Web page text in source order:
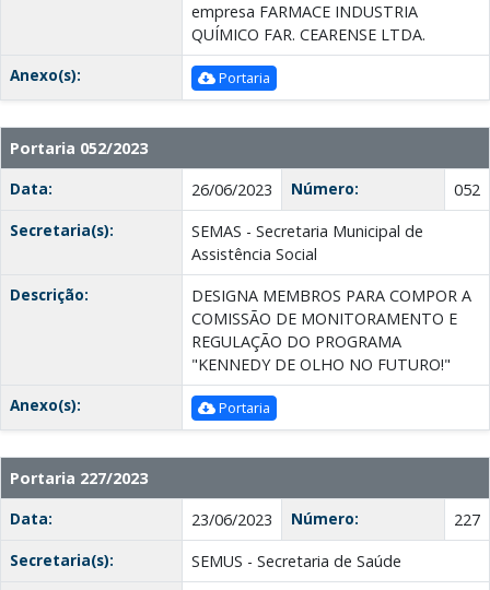
empresa FARMACE INDUSTRIA
QUÍMICO FAR. CEARENSE LTDA.
Anexo(s):
Portaria
Portaria 052/2023
Data:
26/06/2023 Número:
052
Secretaria(s):
SEMAS - Secretaria Municipal de
Assistência Social
Descrição:
DESIGNA MEMBROS PARA COMPOR A
COMISSÃO DE MONITORAMENTO E
REGULAÇÃO DO PROGRAMA
"KENNEDY DE OLHO NO FUTURO!"
Anexo(s):
Portaria
Portaria 227/2023
Data:
23/06/2023 Número:
227
Secretaria(s):
SEMUS - Secretaria de Saúde